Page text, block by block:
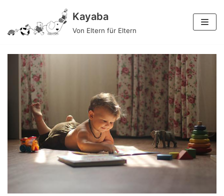
Inhalt
springen
Kayaba
Von Eltern für Eltern